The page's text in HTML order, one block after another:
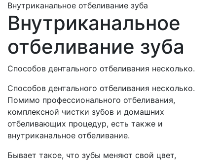
Внутриканальное отбеливание зуба
Внутриканальное
отбеливание зуба
Способов дентального отбеливания несколько.
Способов дентального отбеливания несколько.
Помимо профессионального отбеливания,
комплексной чистки зубов и домашних
отбеливающих процедур, есть также и
внутриканальное отбеливание.
Бывает такое, что зубы меняют свой цвет,